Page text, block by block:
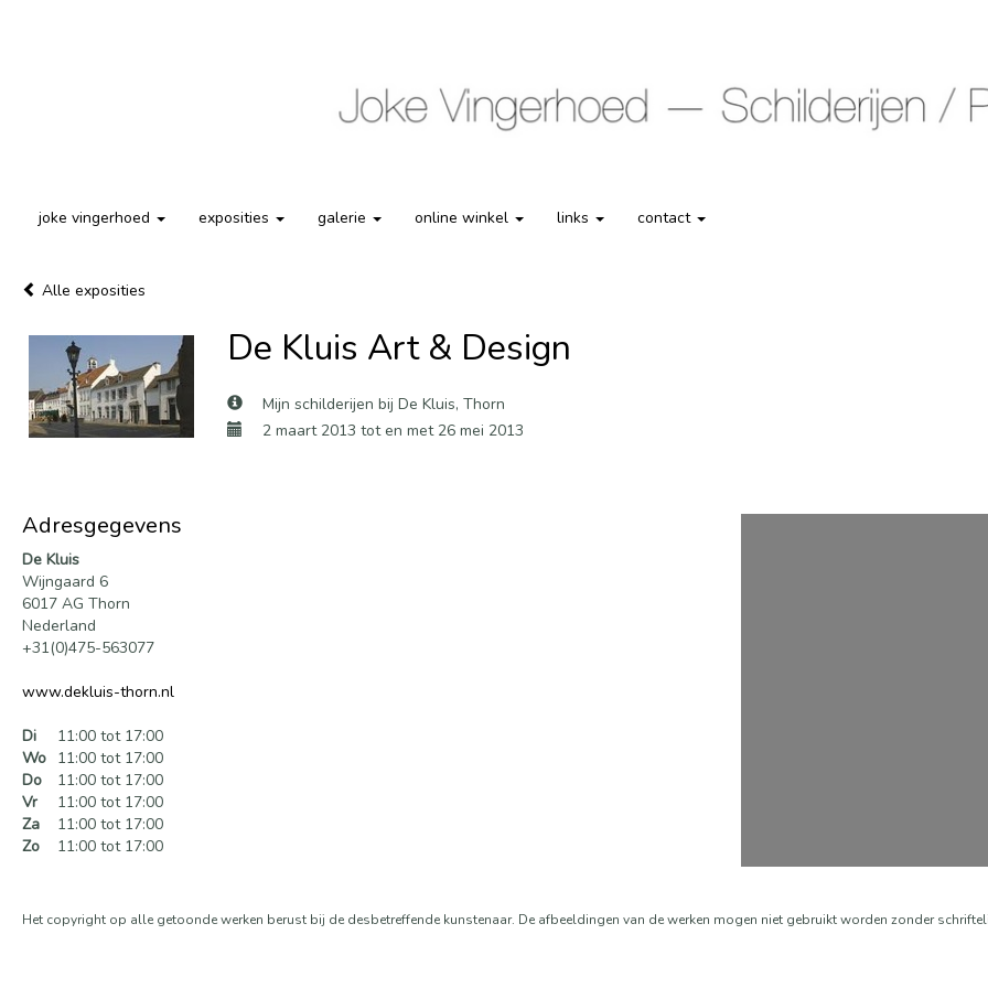
joke vingerhoed exposities galerie online winkel links contact
Alle exposities
De Kluis Art & Design
Mijn schilderijen bij De Kluis, Thorn
2 maart 2013 tot en met 26 mei 2013
Adresgegevens
De Kluis
Wijngaard 6
6017 AG Thorn
Nederland
+31(0)475-563077
www.dekluis-thorn.nl
Di
11:00 tot 17:00
Wo 11:00 tot 17:00
Do
11:00 tot 17:00
Vr
11:00 tot 17:00
Za
11:00 tot 17:00
Zo
11:00 tot 17:00
Het copyright op alle getoonde werken berust bij de desbetreffende kunstenaar. De afbeeldingen van de werken mogen niet gebruikt worden zonder